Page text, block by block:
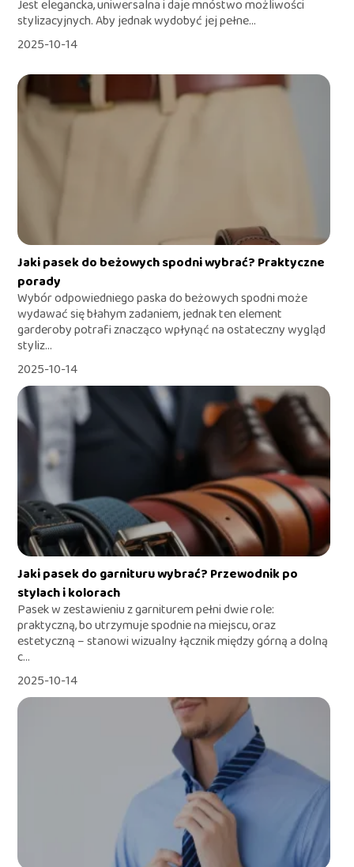
Jest elegancka, uniwersalna i daje mnóstwo możliwości
stylizacyjnych. Aby jednak wydobyć jej pełne...
2025-10-14
Jaki pasek do beżowych spodni wybrać? Praktyczne
porady
Wybór odpowiedniego paska do beżowych spodni może
wydawać się błahym zadaniem, jednak ten element
garderoby potrafi znacząco wpłynąć na ostateczny wygląd
styliz...
2025-10-14
Jaki pasek do garnituru wybrać? Przewodnik po
stylach i kolorach
Pasek w zestawieniu z garniturem pełni dwie role:
praktyczną, bo utrzymuje spodnie na miejscu, oraz
estetyczną – stanowi wizualny łącznik między górną a dolną
c...
2025-10-14